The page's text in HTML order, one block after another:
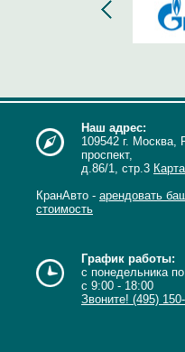
Наш адрес:
109542 г. Москва,
проспект,
д.86/1, стр.3
КранАвто - арендовать
стоимость
График работы:
с понедельника
с 9:00 - 18:00
Звоните! (495)